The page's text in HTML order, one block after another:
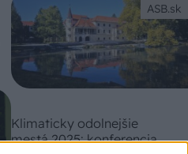
ASB.sk
Klimaticky odolnejšie
mestá 2025: konferencia,